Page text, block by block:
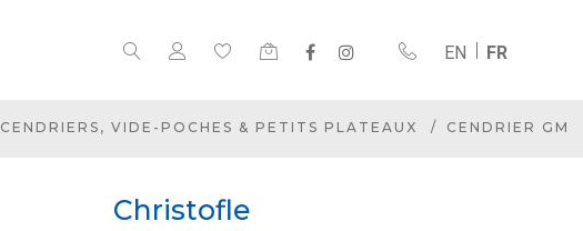
EN FR
CENDRIERS, VIDE-POCHES & PETITS PLATEAUX CENDRIER GM
Christofle